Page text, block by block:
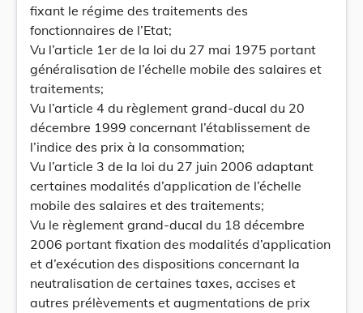
fixant le régime des traitements des
fonctionnaires de l’Etat;
Vu l’article 1er de la loi du 27 mai 1975 portant
généralisation de l’échelle mobile des salaires et
traitements;
Vu l’article 4 du règlement grand-ducal du 20
décembre 1999 concernant l’établissement de
l’indice des prix à la consommation;
Vu l’article 3 de la loi du 27 juin 2006 adaptant
certaines modalités d’application de l’échelle
mobile des salaires et des traitements;
Vu le règlement grand-ducal du 18 décembre
2006 portant fixation des modalités d’application
et d’exécution des dispositions concernant la
neutralisation de certaines taxes, accises et
autres prélèvements et augmentations de prix